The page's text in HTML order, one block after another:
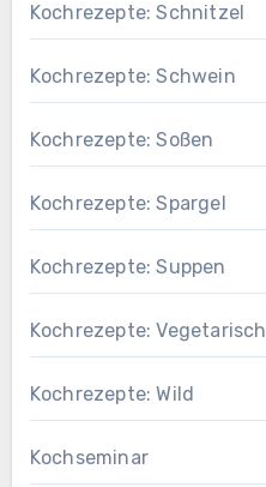
Kochrezepte: Schnitzel
Kochrezepte: Schwein
Kochrezepte: Soßen
Kochrezepte: Spargel
Kochrezepte: Suppen
Kochrezepte: Vegetarisch
Kochrezepte: Wild
Kochseminar